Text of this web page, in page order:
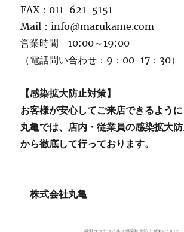
FAX：011-621-5151
Mail：info@marukame.com
営業時間 10:00～19:00
（電話問い合わせ：9：00-17：30）
【感染拡大防止対策】
お客様が安心してご来店できるように
丸亀では、店内・従業員の感染拡大
から徹底して行っております。
株式会社丸亀